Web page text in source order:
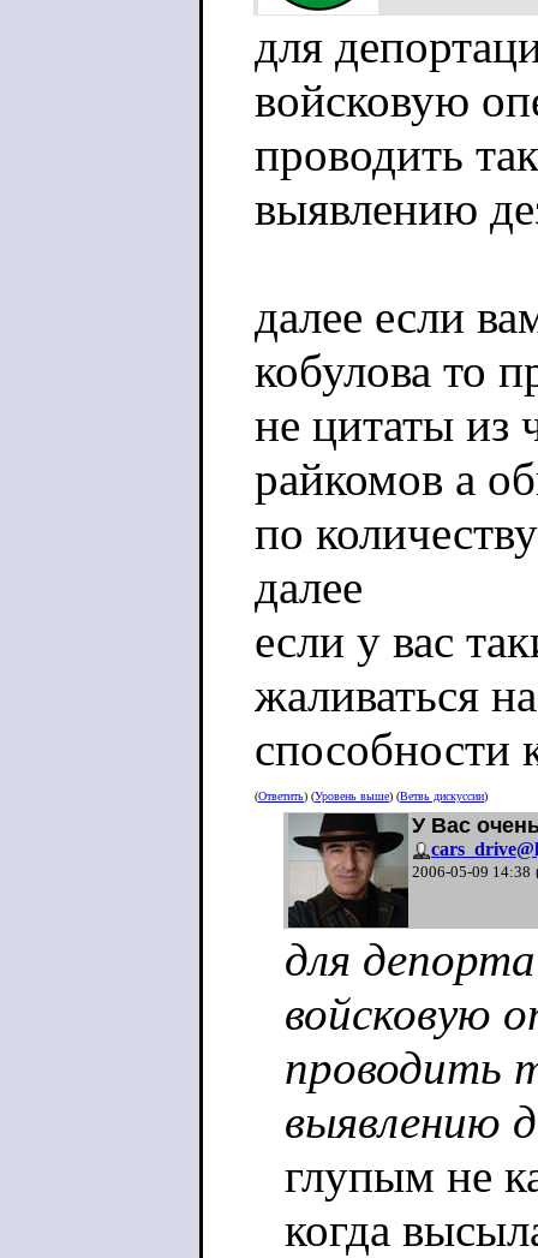
для
войсковую
проводить
выявлению
далее если
кобулова то
не цитаты из
райкомов а
по
далее
если у вас
жаливаться
способности
(Ответить) (Уровень выше) (Ветвь дискуссии)
У Вас
2006-05-09 14:38
для
войсковую
проводить
выявлению
глупым не
когда